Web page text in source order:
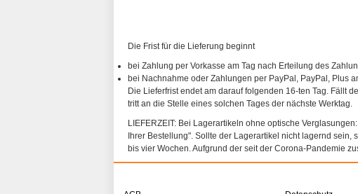
Die Frist für die Lieferung beginnt
bei Zahlung per Vorkasse am Tag nach Erteilung des
bei Nachnahme oder Zahlungen per PayPal, PayPal, Plus
Die Lieferfrist endet am darauf folgenden 16-ten Tag. Fällt
tritt an die Stelle eines solchen Tages der nächste Werktag.
LIEFERZEIT: Bei Lagerartikeln ohne optische
Ihrer Bestellung". Sollte der Lagerartikel nicht lagernd
bis vier Wochen. Aufgrund der seit der Corona-Pandemie